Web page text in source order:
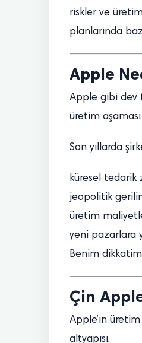
riskler ve
planlarında
Apple
Apple gibi dev
üretim
Son yıllarda
küresel tedarik
jeopolitik
üretim
yeni pazarlara
Benim
Çin
Apple’ın
altyapısı.